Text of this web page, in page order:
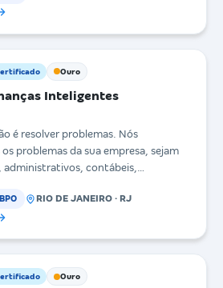
Ouro
Inteligentes
é resolver problemas. Nós
problemas da sua empresa, sejam
administrativos, contábeis,
RIO DE JANEIRO · RJ
Ouro